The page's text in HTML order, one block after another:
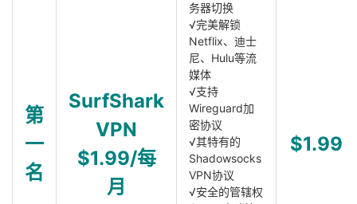
第
一
名
SurfShark
VPN
$1.99/每
月
务器切换
√完美解锁
Netflix、迪士
尼、Hulu等流
媒体
√支持
Wireguard加
密协议
√其特有的
Shadowsocks
VPN协议
√安全的管辖权
$1.99